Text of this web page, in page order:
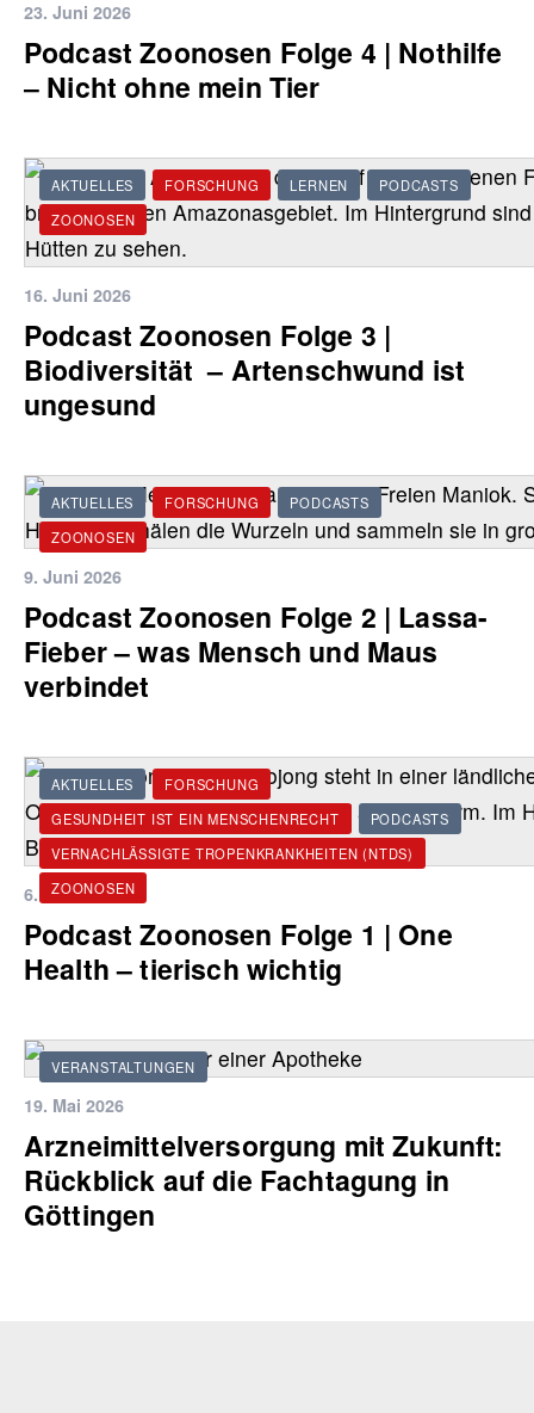
23. Juni 2026
Podcast Zoonosen Folge 4 | Nothilfe
‒ Nicht ohne mein Tier
AKTUELLES FORSCHUNG LERNEN
PODCASTS
ZOONOSEN
16. Juni 2026
Podcast Zoonosen Folge 3 |
Biodiversität – Artenschwund ist
ungesund
AKTUELLES FORSCHUNG
PODCASTS
ZOONOSEN
9. Juni 2026
Podcast Zoonosen Folge 2 | Lassa-
Fieber – was Mensch und Maus
verbindet
AKTUELLES
FORSCHUNG
GESUNDHEIT IST EIN MENSCHENRECHT
PODCASTS
VERNACHLÄSSIGTE TROPENKRANKHEITEN (NTDS)
ZOONOSEN
6. Juni 2026
Podcast Zoonosen Folge 1 | One
Health – tierisch wichtig
VERANSTALTUNGEN
19. Mai 2026
Arzneimittelversorgung mit Zukunft:
Rückblick auf die Fachtagung in
Göttingen